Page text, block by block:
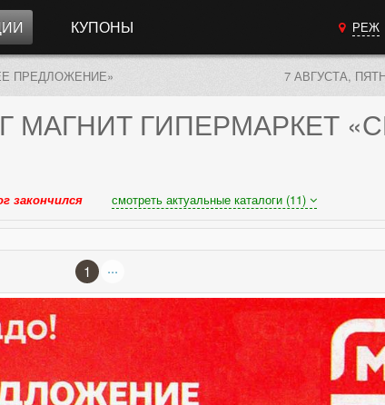
КУПОНЫ РЕЖ
ПРЕДЛОЖЕНИЕ» 7 АВГУСТА,
МАГНИТ ГИПЕРМАРКЕТ
закончился смотреть актуальные каталоги (11)
1 ...